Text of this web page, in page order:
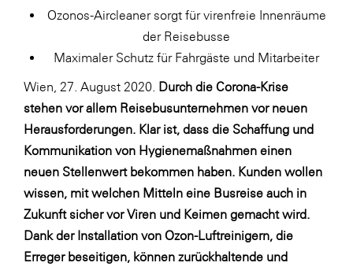
Salesforce
sebamed
SeneCura
SERVICE&MORE
SKINUANCE®
Somfy
SPIEGLTEC
Ozonos-Aircleaner sorgt für virenfreie Innenräume
der Reisebusse
Maximaler Schutz für Fahrgäste und Mitarbeiter
Wien, 27. August 2020. Durch die Corona-Krise
stehen vor allem Reisebusunternehmen vor neuen
Herausforderungen. Klar ist, dass die Schaffung und
Kommunikation von Hygienemaßnahmen einen
neuen Stellenwert bekommen haben. Kunden wollen
wissen, mit welchen Mitteln eine Busreise auch in
Zukunft sicher vor Viren und Keimen gemacht wird.
Dank der Installation von Ozon-Luftreinigern, die
Erreger beseitigen, können zurückhaltende und